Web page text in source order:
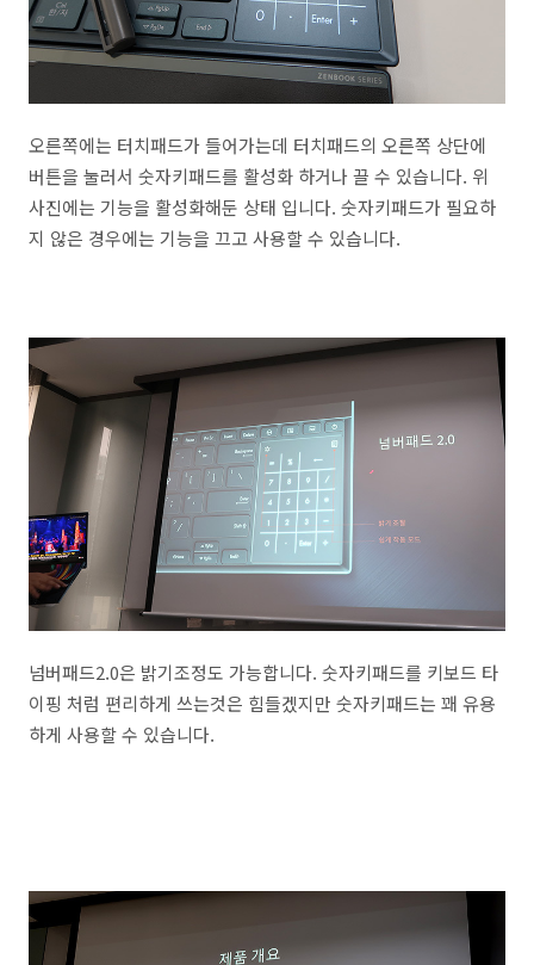
오른쪽에는 터치패드가 들어가는데 터치패드의 오른쪽 상단에
버튼을 눌러서 숫자키패드를 활성화 하거나 끌 수 있습니다. 위
사진에는 기능을 활성화해둔 상태 입니다. 숫자키패드가 필요하
지 않은 경우에는 기능을 끄고 사용할 수 있습니다.
넘버패드2.0은 밝기조정도 가능합니다. 숫자키패드를 키보드 타
이핑 처럼 편리하게 쓰는것은 힘들겠지만 숫자키패드는 꽤 유용
하게 사용할 수 있습니다.